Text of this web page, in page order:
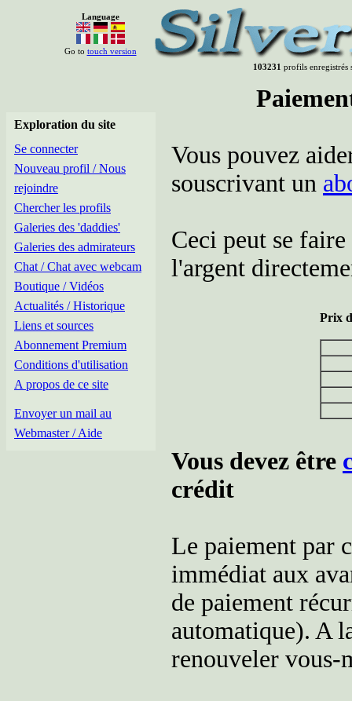
Language
Go to touch version
103231 profils enregistrés
Exploration du site
Se connecter
Nouveau profil / Nous
rejoindre
Chercher les profils
Galeries des 'daddies'
Galeries des admirateurs
Chat / Chat avec webcam
Boutique / Vidéos
Actualités / Historique
Liens et sources
Abonnement Premium
Conditions d'utilisation
A propos de ce site
Envoyer un mail au
Webmaster / Aide
Vous pouvez
souscrivant un
Ceci peut se
l'argent
Prix
Vous devez être
crédit
Le paiement par
immédiat aux
de paiement
automatique). A
renouveler vous-